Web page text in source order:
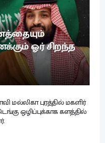
ஓர் சிறந்த
மல்லிகா புரத்தில் மகளிர்
ஒழிப்புக்காக களத்தில்